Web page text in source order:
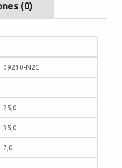
(0)
09210-N2G
25,0
35,0
7,0